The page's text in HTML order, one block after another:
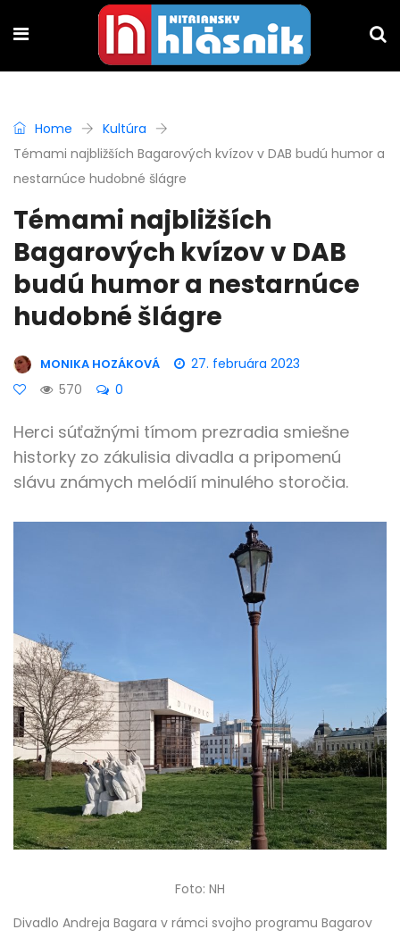
Home
Kultúra
Témami najbližších Bagarových kvízov v DAB budú humor a
nestarnúce hudobné šlágre
Témami najbližších
Bagarových kvízov v DAB
budú humor a nestarnúce
hudobné šlágre
MONIKA HOZÁKOVÁ
27. februára 2023
570
0
Herci súťažnými tímom prezradia smiešne
historky zo zákulisia divadla a pripomenú
slávu známych melódií minulého storočia.
Foto: NH
Divadlo Andreja Bagara v rámci svojho programu Bagarov